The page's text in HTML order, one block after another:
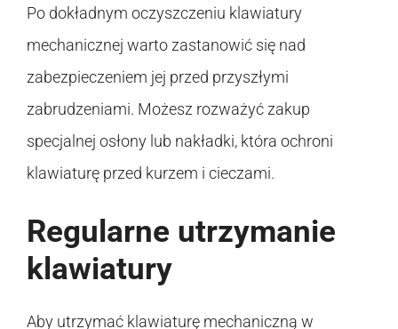
Po dokładnym oczyszczeniu klawiatury
mechanicznej warto zastanowić się nad
zabezpieczeniem jej przed przyszłymi
zabrudzeniami. Możesz rozważyć zakup
specjalnej osłony lub nakładki, która ochroni
klawiaturę przed kurzem i cieczami.
Regularne utrzymanie
klawiatury
Aby utrzymać klawiaturę mechaniczną w